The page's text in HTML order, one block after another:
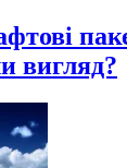
вигляд?